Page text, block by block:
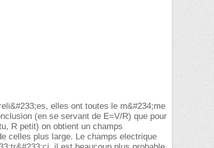
elles ont toutes le m&#234;me
(en se servant de E=V/R) que pour
R petit) on obtient un champs
celles plus large. Le champs electrique